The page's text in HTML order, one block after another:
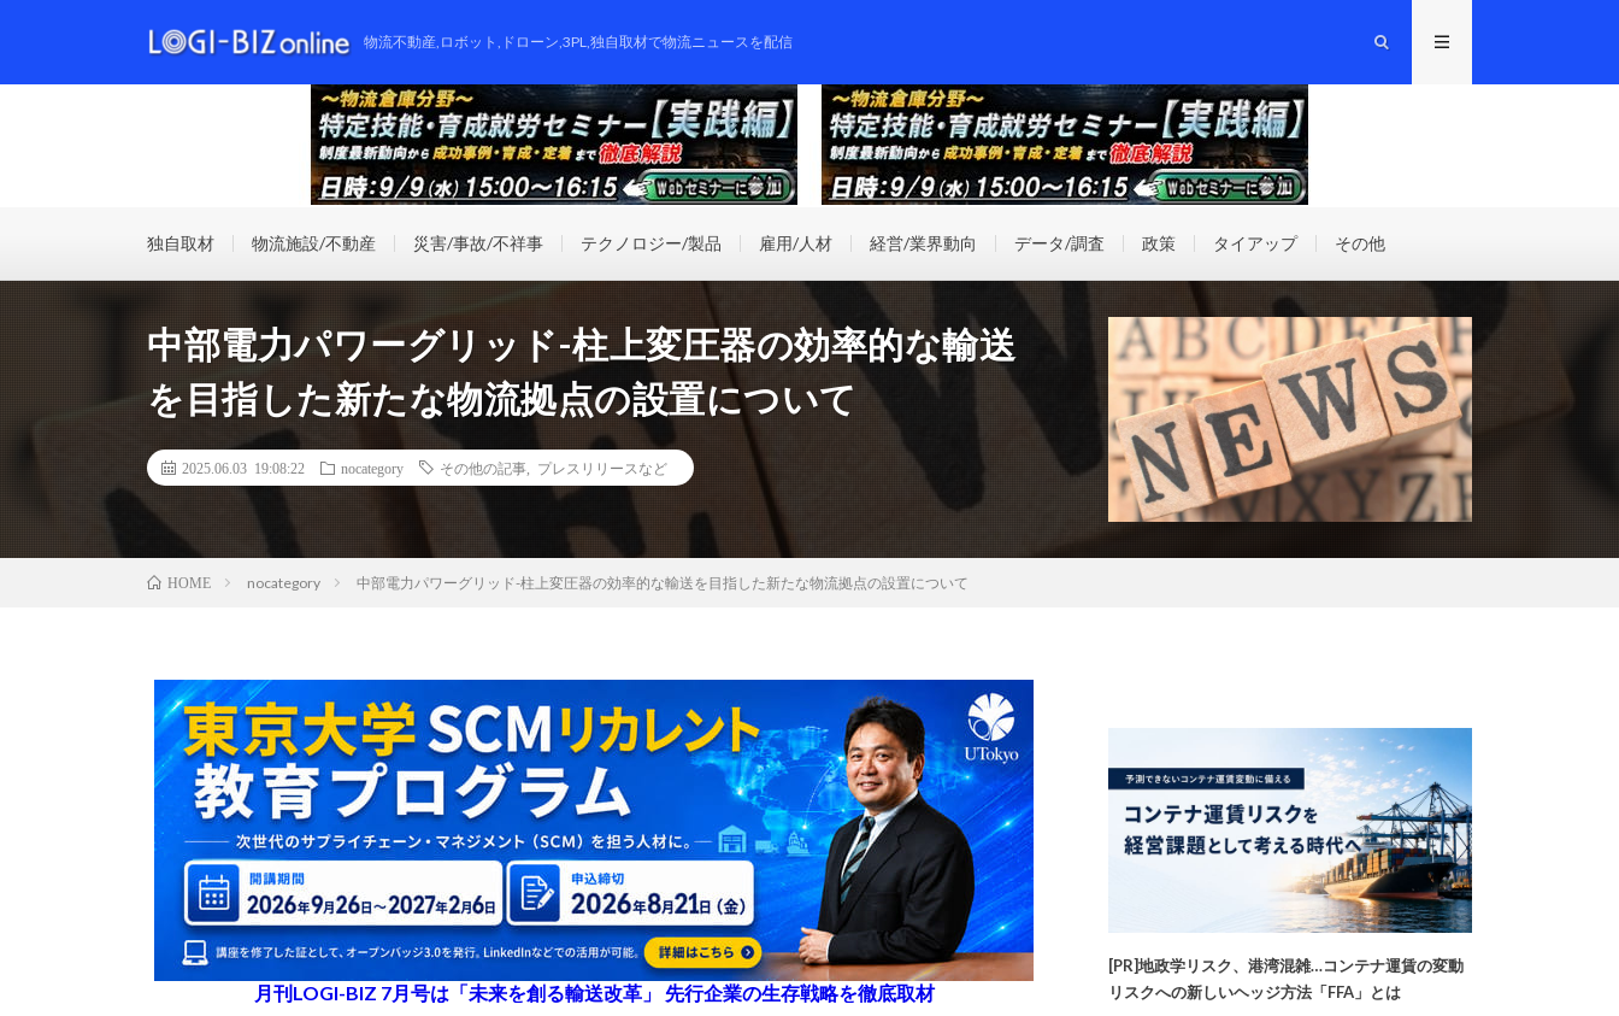
物流不動産,ロボット,ドローン,3PL,独自取材で物流ニュースを配信
独自取材 物流施設/不動産 災害/事故/不祥事 テクノロジー/製品 雇用/人材 経営/業界動向 データ/調査 政策 タイアップ その他
中部電力パワーグリッド-柱上変圧器の効率的な輸送
を目指した新たな物流拠点の設置について
2025.06.03 19:08:22 nocategory その他の記事 プレスリリースなど
HOME nocategory 中部電力パワーグリッド-柱上変圧器の効率的な輸送を目指した新たな物流拠点の設置について
月刊LOGI-BIZ 7月号は「未来を創る輸送改革」 先行企業の生存戦略を徹底取材
[PR]地政学リスク、港湾混雑…コンテナ運賃の変動
リスクへの新しいヘッジ方法「FFA」とは